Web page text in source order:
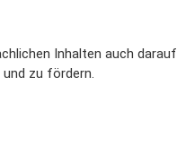
Inhalten auch darauf
zu fördern.